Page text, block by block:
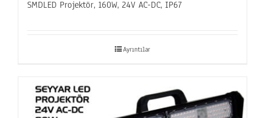
SMDLED Projektör, 160W, 24V AC-DC, IP67
Ayrıntılar